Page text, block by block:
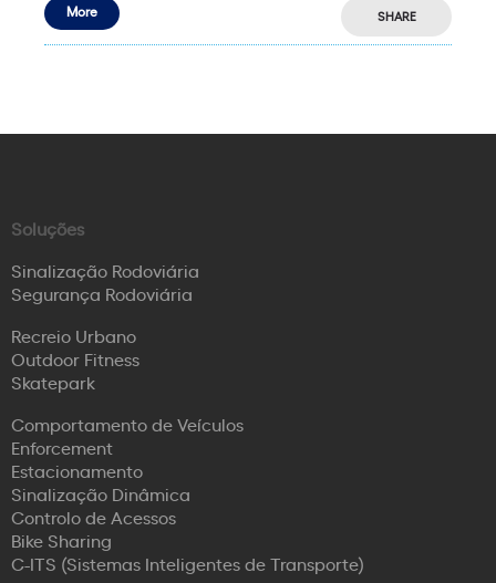
More SHARE
Soluções
Sinalização Rodoviária
Segurança Rodoviária
Recreio Urbano
Outdoor Fitness
Skatepark
Comportamento de Veículos
Enforcement
Estacionamento
Sinalização Dinâmica
Controlo de Acessos
Bike Sharing
C-ITS (Sistemas Inteligentes de Transporte)